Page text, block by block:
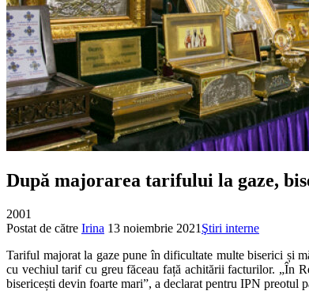
După majorarea tarifului la gaze,
2001
Postat de către Irina 13 noiembrie 2021 Ştiri interne
Tariful majorat la gaze pune în dificultate multe biserici și
cu vechiul tarif cu greu făceau față achitării facturilor. „În
bisericești devin foarte mari”, a declarat pentru IPN